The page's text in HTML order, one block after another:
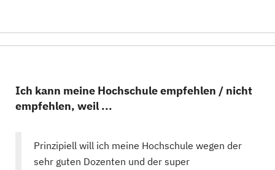
Ich kann meine Hochschule empfehlen / nicht
empfehlen, weil ...
Prinzipiell will ich meine Hochschule wegen der
sehr guten Dozenten und der super